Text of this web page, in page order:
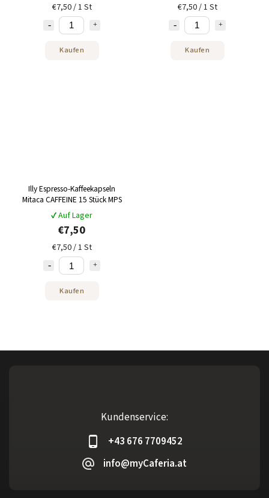
€7,50 / 1 St
Kaufen
€7,50 / 1 St
Kaufen
Illy Espresso-Kaffeekapseln
Mitaca CAFFEINE 15 Stück MPS
✔ Auf Lager
€7,50
€7,50 / 1 St
Kaufen
Kundenservice:
+43 676 7709452
info@myCaferia.at